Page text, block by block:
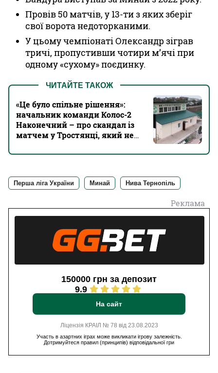
Провів 50 матчів, у 13-ти з яких зберіг
свої ворота недоторканими.
У цьому чемпіонаті Олександр зіграв
тричі, пропустивши чотири м’ячі при
одному «сухому» поєдинку.
ЧИТАЙТЕ ТАКОЖ
«Це було спільне рішення»:
начальник команди Колос-2
Наконечний – про скандал із
матчем у Тростянці, який не
Перша ліга України Минай Нива Тернопіль
Реклама
150000 грн за депозит
9.9
На сайт
Ліцензія КРАІЛ № 78 від 23.08.2023
Участь в азартних іграх може викликати ігрову залежність.
Дотримуйтеся правил (принципів) відповідальної гри